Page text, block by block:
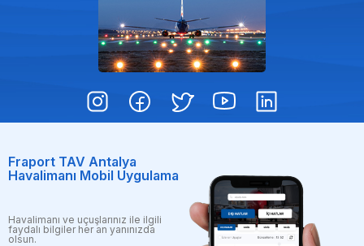
Fraport TAV Antalya
Havalimanı Mobil Uygulama
Havalimanı ve uçuşlarınız ile ilgili
faydalı bilgiler her an yanınızda
olsun.